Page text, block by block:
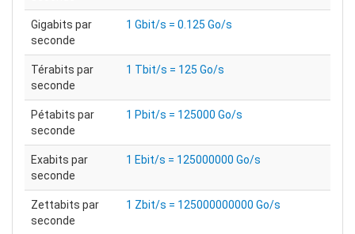
Gigabits par
seconde
1 Gbit/s = 0.125 Go/s
Térabits par
seconde
1 Tbit/s = 125 Go/s
Pétabits par
seconde
1 Pbit/s = 125000 Go/s
Exabits par
seconde
1 Ebit/s = 125000000 Go/s
Zettabits par
seconde
1 Zbit/s = 125000000000 Go/s